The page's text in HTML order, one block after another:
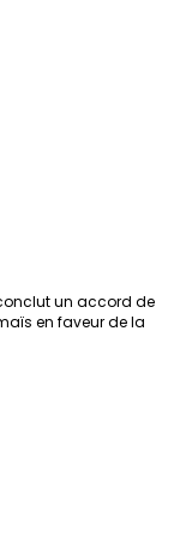
un accord de
en faveur de la